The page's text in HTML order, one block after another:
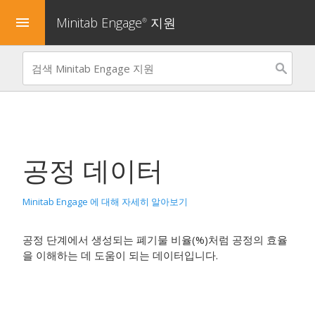
menu Minitab Engage® 지원
공정 데이터
Minitab Engage 에 대해 자세히 알아보기
공정 단계에서 생성되는 폐기물 비율(%)처럼 공정의 효율
을 이해하는 데 도움이 되는 데이터입니다.